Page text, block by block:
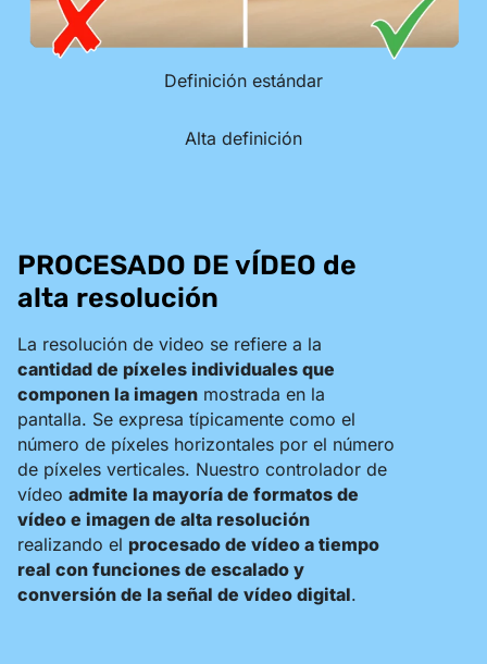
Definición estándar
Alta definición
PROCESADO DE vÍDEO de
alta resolución
La resolución de video se refiere a la
cantidad de píxeles individuales que
componen la imagen mostrada en la
pantalla. Se expresa típicamente como el
número de píxeles horizontales por el número
de píxeles verticales. Nuestro controlador de
vídeo admite la mayoría de formatos de
vídeo e imagen de alta resolución
realizando el procesado de vídeo a tiempo
real con funciones de escalado y
conversión de la señal de vídeo digital.